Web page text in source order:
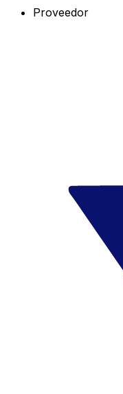
Proveedor